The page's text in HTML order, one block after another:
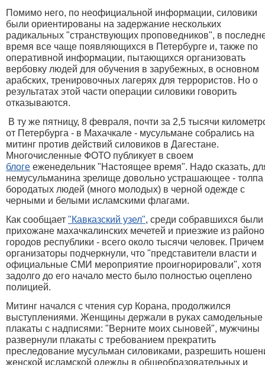
Помимо него, по неофициальной информации, силовики
были ориентированы на задержание нескольких
радикальных "странствующих проповедников", в
время все чаще появляющихся в Петербурге и, также по
оперативной информации, пытающихся организовать
вербовку людей для обучения в зарубежных, в основном
арабских, тренировочных лагерях для террористов. Но о
результатах этой части операции силовики говорить
отказываются.
В ту же пятницу, 8 февраля, почти за 2,5 тысячи
от Петербурга - в Махачкале - мусульмане собрались на
митинг против действий силовиков в Дагестане.
Многочисленные ФОТО публикует в своем
блоге еженедельник "Настоящее время". Надо сказать,
немусульманина зрелище довольно устрашающее - толпа
бородатых людей (много молодых) в черной одежде с
черными и белыми исламскими флагами.
Как сообщает "Кавказский узел", среди собравшихся были
прихожане махачкалинских мечетей и приезжие из
городов республики - всего около тысячи человек. Причем
организаторы подчеркнули, что "представители власти и
официальные СМИ мероприятие проигнорировали", хотя
задолго до его начало место было полностью оцеплено
полицией.
Митинг начался с чтения сур Корана, продолжился
выступлениями. Женщины держали в руках самодельные
плакаты с надписями: "Верните моих сыновей", мужчины
развернули плакаты с требованием прекратить
преследование мусульман силовиками, разрешить
женской исламской одежды в общеобразовательных и